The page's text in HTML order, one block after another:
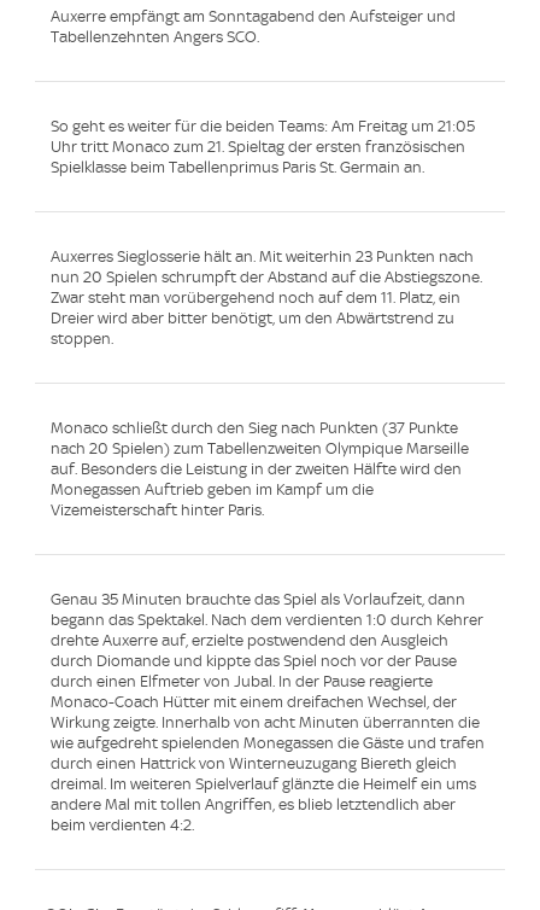
Auxerre empfängt am Sonntagabend den Aufsteiger und
Tabellenzehnten Angers SCO.
So geht es weiter für die beiden Teams: Am Freitag um 21:05
Uhr tritt Monaco zum 21. Spieltag der ersten französischen
Spielklasse beim Tabellenprimus Paris St. Germain an.
Auxerres Sieglosserie hält an. Mit weiterhin 23 Punkten nach
nun 20 Spielen schrumpft der Abstand auf die Abstiegszone.
Zwar steht man vorübergehend noch auf dem 11. Platz, ein
Dreier wird aber bitter benötigt, um den Abwärtstrend zu
stoppen.
Monaco schließt durch den Sieg nach Punkten (37 Punkte
nach 20 Spielen) zum Tabellenzweiten Olympique Marseille
auf. Besonders die Leistung in der zweiten Hälfte wird den
Monegassen Auftrieb geben im Kampf um die
Vizemeisterschaft hinter Paris.
Genau 35 Minuten brauchte das Spiel als Vorlaufzeit, dann
begann das Spektakel. Nach dem verdienten 1:0 durch Kehrer
drehte Auxerre auf, erzielte postwendend den Ausgleich
durch Diomande und kippte das Spiel noch vor der Pause
durch einen Elfmeter von Jubal. In der Pause reagierte
Monaco-Coach Hütter mit einem dreifachen Wechsel, der
Wirkung zeigte. Innerhalb von acht Minuten überrannten die
wie aufgedreht spielenden Monegassen die Gäste und trafen
durch einen Hattrick von Winterneuzugang Biereth gleich
dreimal. Im weiteren Spielverlauf glänzte die Heimelf ein ums
andere Mal mit tollen Angriffen, es blieb letztendlich aber
beim verdienten 4:2.